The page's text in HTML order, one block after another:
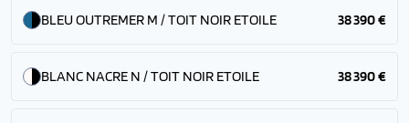
BLEU OUTREMER M / TOIT NOIR ETOILE 38 390 €
BLANC NACRE N / TOIT NOIR ETOILE 38 390 €